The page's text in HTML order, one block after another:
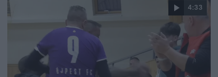
feljelentést is tett, de azt elutasította a rendőrség. A nők
elleni erőszak áldozatait segítő Patent Egyesület szerint
ez nem egyszeri eset, ezért szombat délutánra
figyelemfelhívő tüntetést szerveznek.
4:33